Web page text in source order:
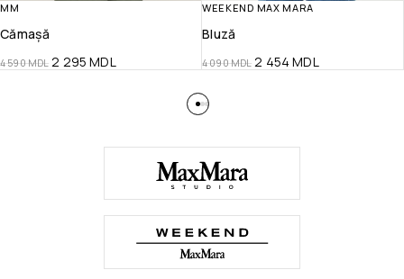
MM
Cămașă
4 590MDL 2 295MDL
WEEKEND MAX MARA
Bluză
4 090MDL 2 454MDL